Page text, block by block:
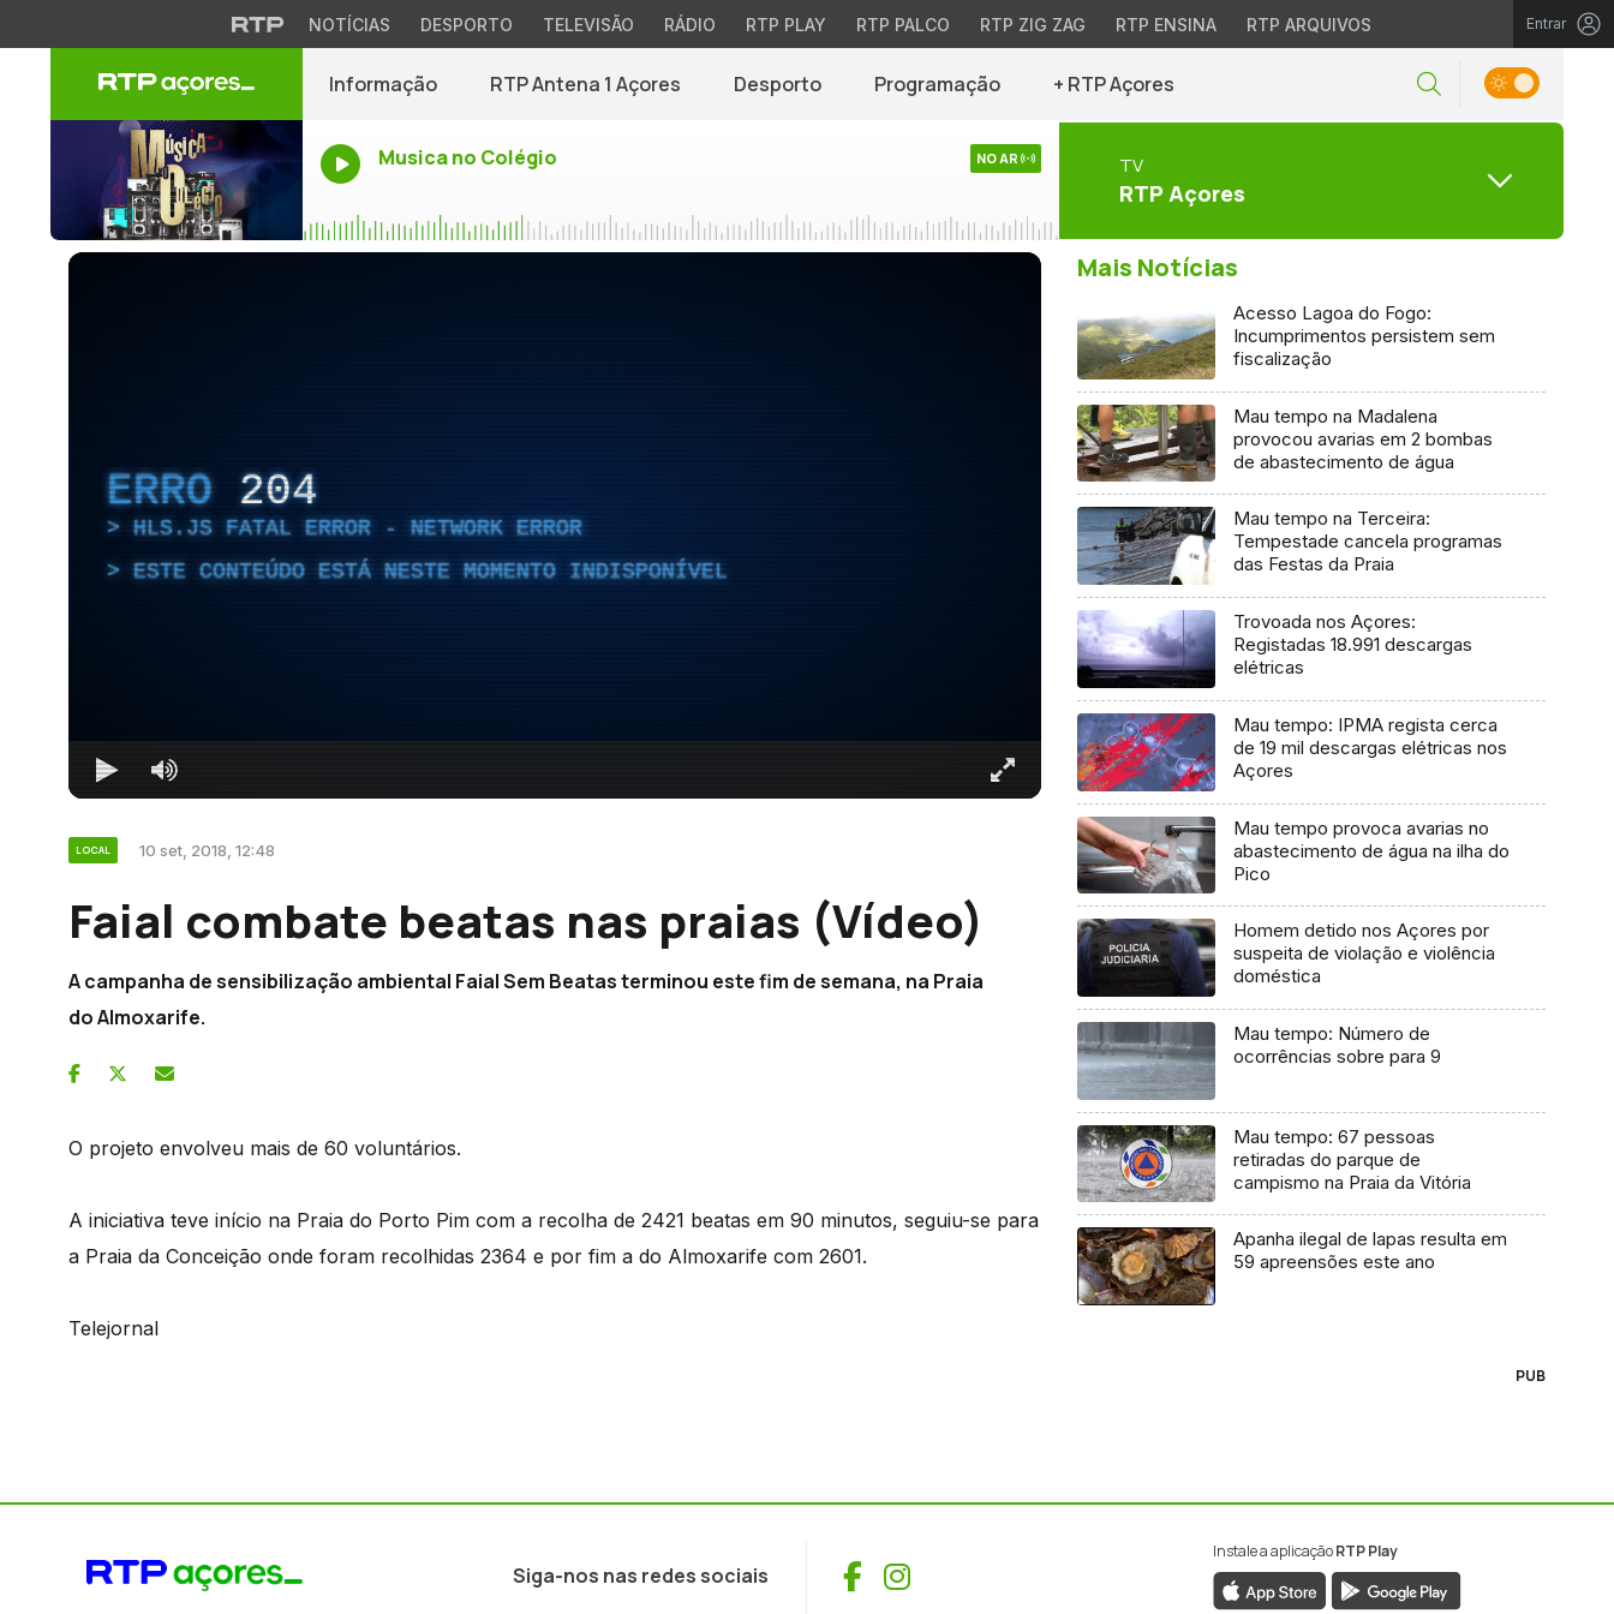
NOTÍCIAS DESPORTO TELEVISÃO RÁDIO RTP PLAY RTP PALCO RTP ZIG ZAG RTP ENSINA RTP ARQUIVOS Entrar
Informação RTP Antena 1 Açores Desporto Programação + RTP Açores
Musica no Colégio NO AR TV
RTP Açores
ERRO 204
HLS.JS FATAL ERROR - NETWORK ERROR
ESTE CONTEÚDO ESTÁ NESTE MOMENTO INDISPONÍVEL
LOCAL 10 set, 2018, 12:48
Faial combate beatas nas praias (Vídeo)
A campanha de sensibilização ambiental Faial Sem Beatas terminou este fim de semana, na Praia
do Almoxarife.
O projeto envolveu mais de 60 voluntários.
A iniciativa teve início na Praia do Porto Pim com a recolha de 2421 beatas em 90 minutos, seguiu-se para
a Praia da Conceição onde foram recolhidas 2364 e por fim a do Almoxarife com 2601.
Telejornal
Mais Notícias
Acesso Lagoa do Fogo:
Incumprimentos persistem sem
fiscalização
Mau tempo na Madalena
provocou avarias em 2 bombas
de abastecimento de água
Mau tempo na Terceira:
Tempestade cancela programas
das Festas da Praia
Trovoada nos Açores:
Registadas 18.991 descargas
elétricas
Mau tempo: IPMA regista cerca
de 19 mil descargas elétricas nos
Açores
Mau tempo provoca avarias no
abastecimento de água na ilha do
Pico
Homem detido nos Açores por
suspeita de violação e violência
doméstica
Mau tempo: Número de
ocorrências sobre para 9
Mau tempo: 67 pessoas
retiradas do parque de
campismo na Praia da Vitória
Apanha ilegal de lapas resulta em
59 apreensões este ano
PUB
Siga-nos nas redes sociais Facebook
Instagram
Instale a aplicaçãoRTP Play